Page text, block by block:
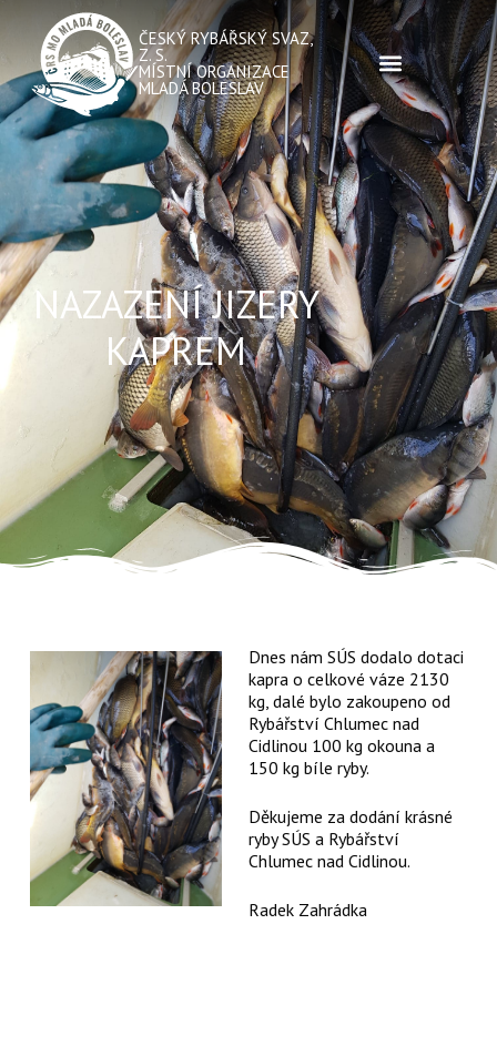
ČESKÝ RYBÁŘSKÝ SVAZ,
Z. S.
MÍSTNÍ ORGANIZACE
MLADÁ BOLESLAV
NAZAZENÍ JIZERY
KAPREM
Dnes nám SÚS dodalo dotaci
kapra o celkové váze 2130
kg, dalé bylo zakoupeno od
Rybářství Chlumec nad
Cidlinou 100 kg okouna a
150 kg bíle ryby.
Děkujeme za dodání krásné
ryby SÚS a Rybářství
Chlumec nad Cidlinou.
Radek Zahrádka